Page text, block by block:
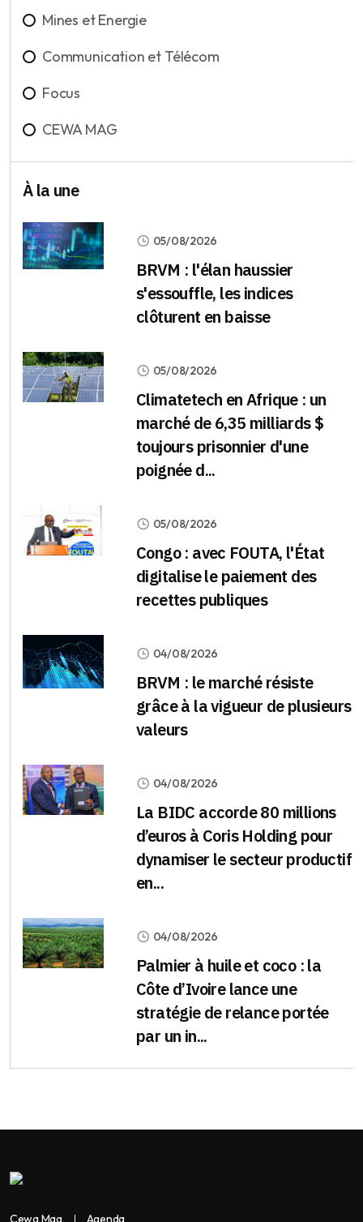
Mines et Energie
Communication et Télécom
Focus
CEWA MAG
À la une
05/08/2026
BRVM : l'élan haussier
s'essouffle, les indices
clôturent en baisse
05/08/2026
Climatetech en Afrique : un
marché de 6,35 milliards $
toujours prisonnier d'une
poignée d...
05/08/2026
Congo : avec FOUTA, l'État
digitalise le paiement des
recettes publiques
04/08/2026
BRVM : le marché résiste
grâce à la vigueur de plusieurs
valeurs
04/08/2026
La BIDC accorde 80 millions
d’euros à Coris Holding pour
dynamiser le secteur productif
en...
04/08/2026
Palmier à huile et coco : la
Côte d’Ivoire lance une
stratégie de relance portée
par un in...
Cewa Mag Agenda